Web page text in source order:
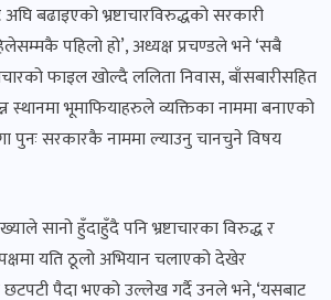
अघि बढाइएको भ्रष्टाचारविरुद्धको सरकारी
पहिलो हो’, अध्यक्ष प्रचण्डले भने ‘सबै
फाइल खोल्दै ललिता निवास, बाँसबारीसहित
स्थानमा भूमाफियाहरुले व्यक्तिका नाममा बनाएको
पुनः सरकारकै नाममा ल्याउनु चानचुने विषय
सानो हुँदाहुँदै पनि भ्रष्टाचारका विरुद्ध र
यति ठूलो अभियान चलाएको देखेर
छटपटी पैदा भएको उल्लेख गर्दै उनले भने,‘यसबाट